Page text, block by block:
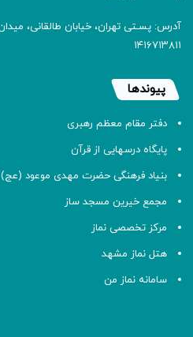
۱۴۱۶۷۱۳۸۱۱
پیوندها
دفتر مقام معظم رهبری
پایگاه درسهایی از قرآن
بنیاد فرهنگی حضرت مهدی موعود (عج)
مجمع خیرین مسجد ساز
مرکز تخصصی نماز
هتل نماز مشهد
سامانه نماز من